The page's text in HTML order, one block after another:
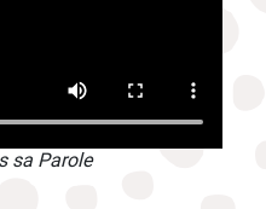
sa Parole